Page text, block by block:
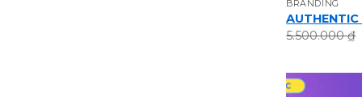
BRANDING
5.500.000₫